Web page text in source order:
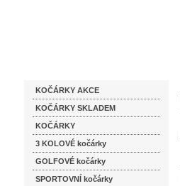
KOČÁRKY AKCE
KOČÁRKY SKLADEM
KOČÁRKY
3 KOLOVÉ kočárky
GOLFOVÉ kočárky
SPORTOVNÍ kočárky